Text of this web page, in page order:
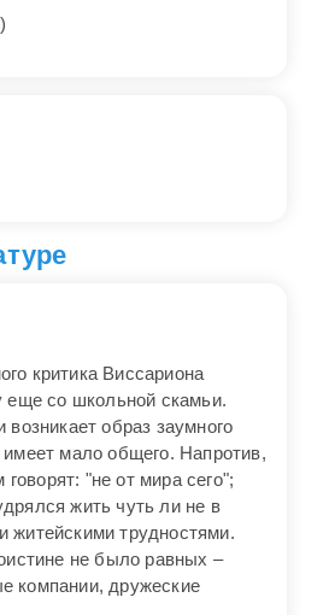
критика Виссариона
еще со школьной скамьи.
образ заумного
имеет мало общего. Напротив,
"не от мира сего";
жить чуть ли не в
житейскими трудностями.
не было равных –
компании, дружеские